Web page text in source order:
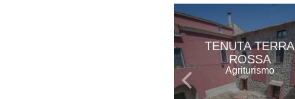
TENUTA TERRA
ROSSA
Agriturismo